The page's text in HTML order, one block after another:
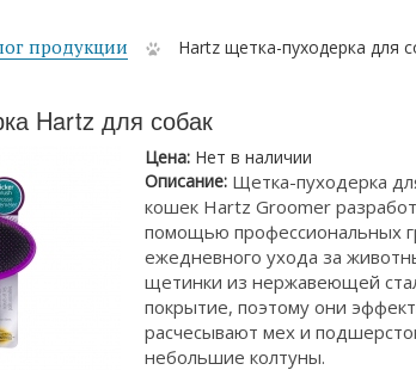
продукции Hartz щетка-пуходерка для
Hartz для собак
Цена: Нет в наличии
Описание: Щетка-пуходерка
кошек Hartz Groomer
помощью профессиональных
ежедневного ухода за
щетинки из нержавеющей
покрытие, поэтому они
расчесывают мех и
небольшие колтуны.